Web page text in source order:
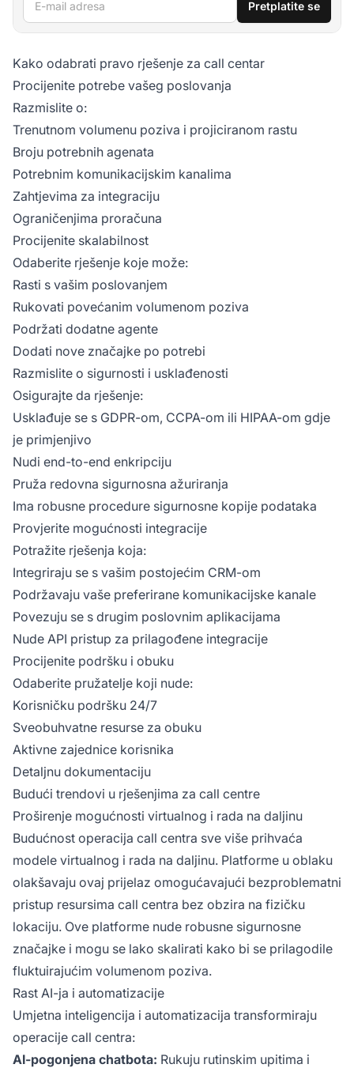
Pretplatite se
Kako odabrati pravo rješenje za call centar
Procijenite potrebe vašeg poslovanja
Razmislite o:
Trenutnom volumenu poziva i projiciranom rastu
Broju potrebnih agenata
Potrebnim komunikacijskim kanalima
Zahtjevima za integraciju
Ograničenjima proračuna
Procijenite skalabilnost
Odaberite rješenje koje može:
Rasti s vašim poslovanjem
Rukovati povećanim volumenom poziva
Podržati dodatne agente
Dodati nove značajke po potrebi
Razmislite o sigurnosti i usklađenosti
Osigurajte da rješenje:
Usklađuje se s GDPR-om, CCPA-om ili HIPAA-om gdje
je primjenjivo
Nudi end-to-end enkripciju
Pruža redovna sigurnosna ažuriranja
Ima robusne procedure sigurnosne kopije podataka
Provjerite mogućnosti integracije
Potražite rješenja koja:
Integriraju se s vašim postojećim CRM-om
Podržavaju vaše preferirane komunikacijske kanale
Povezuju se s drugim poslovnim aplikacijama
Nude API pristup za prilagođene integracije
Procijenite podršku i obuku
Odaberite pružatelje koji nude:
Korisničku podršku 24/7
Sveobuhvatne resurse za obuku
Aktivne zajednice korisnika
Detaljnu dokumentaciju
Budući trendovi u rješenjima za call centre
Proširenje mogućnosti virtualnog i rada na daljinu
Budućnost operacija call centra sve više prihvaća
modele virtualnog i rada na daljinu. Platforme u oblaku
olakšavaju ovaj prijelaz omogućavajući bezproblematni
pristup resursima call centra bez obzira na fizičku
lokaciju. Ove platforme nude robusne sigurnosne
značajke i mogu se lako skalirati kako bi se prilagodile
fluktuirajućim volumenom poziva.
Rast AI-ja i automatizacije
Umjetna inteligencija i automatizacija transformiraju
operacije call centra:
AI-pogonjena chatbota: Rukuju rutinskim upitima i